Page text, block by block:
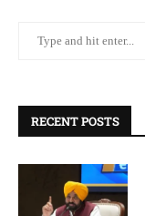
RECENT POSTS